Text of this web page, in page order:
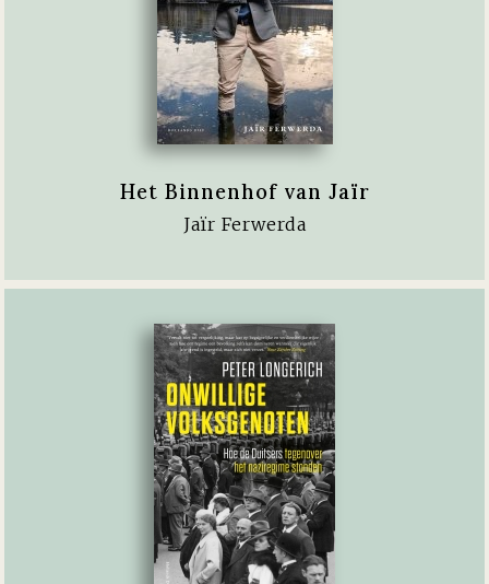
Het Binnenhof van Jaïr
Jaïr Ferwerda